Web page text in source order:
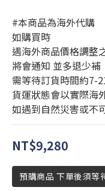
#本商品為海外代購
如購買時
遇海外商品價格調整
將會通知 並多退少補
需等待訂貨時間約7-
貨運狀態會以實際海
如遇到自然災害或不
NT$9,280
預購商品 下單後須等